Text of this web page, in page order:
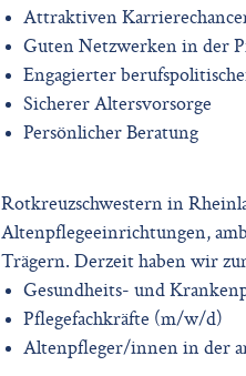
Attraktiven
Guten Netzwerken in der
Engagierter
Sicherer Altersvorsorge
Persönlicher Beratung
Rotkreuzschwestern in
Altenpflegeeinrichtungen,
Trägern. Derzeit haben wir
Gesundheits- und
Pflegefachkräfte (m/w/d)
Altenpfleger/innen in der